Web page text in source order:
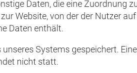
Daten, die eine Zuordnung
Website, von der der Nutzer
Daten enthält.
Systems gespeichert.
nicht statt.